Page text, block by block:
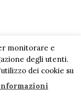
monitorare e
degli utenti.
dei cookie su